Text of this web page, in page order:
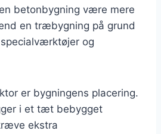
betonbygning være mere
en træbygning på grund
og
er bygningens placering.
i et tæt bebygget
ekstra